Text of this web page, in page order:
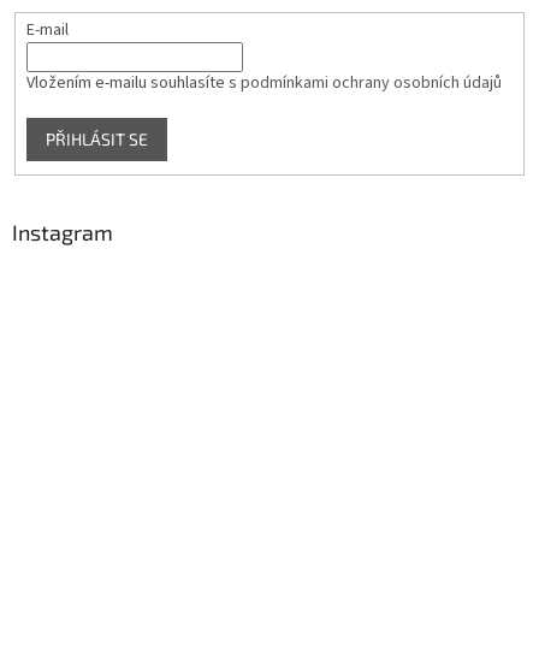
E-mail
Vložením e-mailu souhlasíte s podmínkami ochrany osobních údajů
PŘIHLÁSIT SE
Instagram